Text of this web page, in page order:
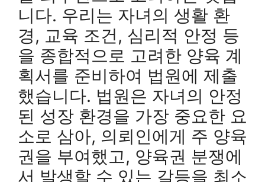
니다. 우리는 자녀의 생활 환
경, 교육 조건, 심리적 안정 등
을 종합적으로 고려한 양육 계
획서를 준비하여 법원에 제출
했습니다. 법원은 자녀의 안정
된 성장 환경을 가장 중요한 요
소로 삼아, 의뢰인에게 주 양육
권을 부여했고, 양육권 분쟁에
서 발생할 수 있는 갈등을 최소